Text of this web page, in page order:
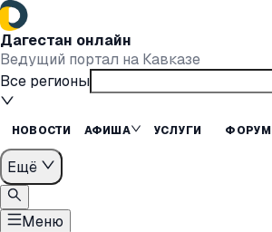
Дагестан онлайн
Ведущий портал на Кавказе
Все регионы
НОВОСТИ АФИША УСЛУГИ ФОРУМ
Ещё
Меню